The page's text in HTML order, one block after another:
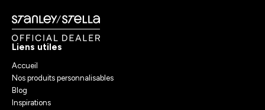
Liens utiles
Accueil
Nos produits personnalisables
Blog
Inspirations